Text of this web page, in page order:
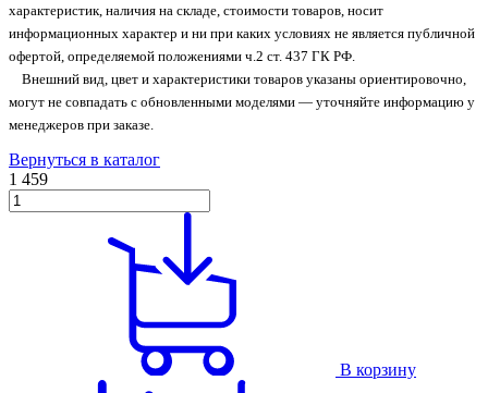
характеристик, наличия на складе, стоимости товаров, носит
информационных характер и ни при каких условиях не является публичной
офертой, определяемой положениями ч.2 ст. 437 ГК РФ.
Внешний вид, цвет и характеристики товаров указаны ориентировочно,
могут не совпадать с обновленными моделями — уточняйте информацию у
менеджеров при заказе.
Вернуться в каталог
1 459
В корзину